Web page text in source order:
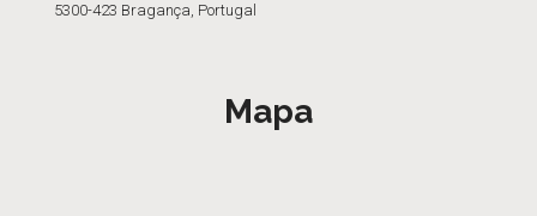
5300-423 Bragança, Portugal
Mapa